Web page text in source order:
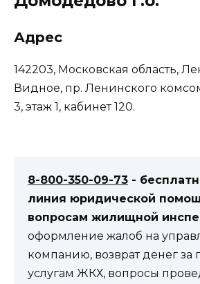
Адрес
142203, Московская область,
Видное, пр. Ленинского
3, этаж 1, кабинет 120.
8-800-350-09-73 -
линия юридической
вопросам жилищной
оформление жалоб на
компанию, возврат денег за
услугам ЖКХ, вопросы